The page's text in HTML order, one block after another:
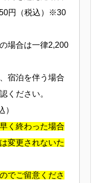
円（税込）※30
場合は一律2,200
宿泊を伴う場合
ください。
く終わった場合
変更されないた
でご留意くださ